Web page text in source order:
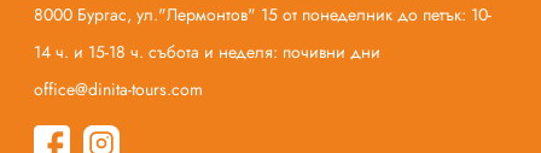
8000 Бургас, ул."Лермонтов" 15 от понеделник до петък: 10-
14 ч. и 15-18 ч. събота и неделя: почивни дни
office@dinita-tours.com